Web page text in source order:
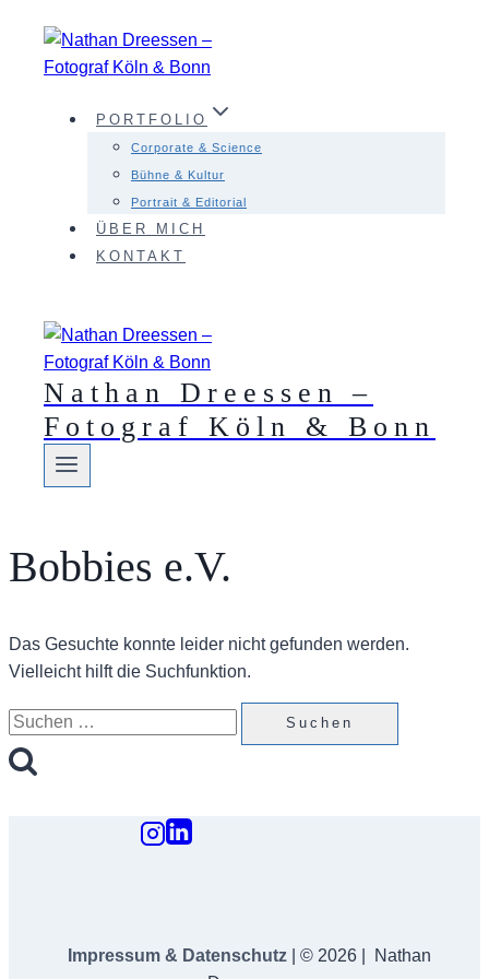
Inhalt
springen
PORTFOLIO
Corporate & Science
Bühne & Kultur
Portrait & Editorial
ÜBER MICH
KONTAKT
Nathan Dreessen –
Fotograf Köln & Bonn
Bobbies e.V.
Das Gesuchte konnte leider nicht gefunden werden.
Vielleicht hilft die Suchfunktion.
Suchen
Impressum & Datenschutz| © 2026 | Nathan